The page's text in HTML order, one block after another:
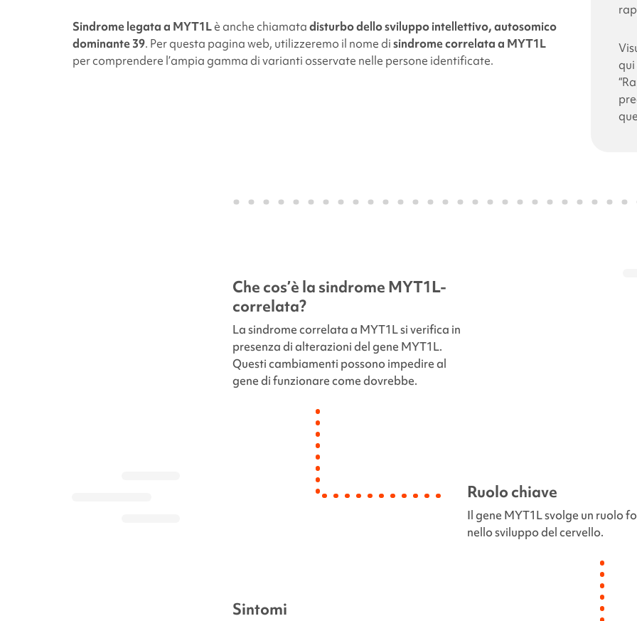
Sindrome legata a MYT1Lè anche chiamatadisturbo dello sviluppo intellettivo, autosomico
dominante 39. Per questa pagina web, utilizzeremo il nome disindrome correlata a MYT1L
per comprendere l’ampia gamma di varianti osservate nelle persone identificate.
Che cos’è la sindrome MYT1L-
correlata?
La sindromecorrelata a MYT1Lsi verifica in
presenza di alterazioni del gene MYT1L.
Questi cambiamenti possono impedire al
gene di funzionare come dovrebbe.
Ruolo chiave
Il gene MYT1Lsvolge un ruolo
nello sviluppo del cervello.
Sintomi